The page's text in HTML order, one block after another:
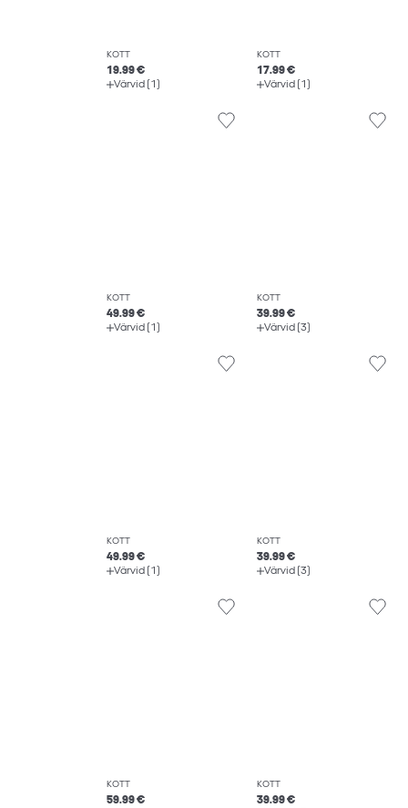
KOTT
19.99 €
Värvid (1)
KOTT
17.99 €
Värvid (1)
KOTT
49.99 €
Värvid (1)
KOTT
39.99 €
Värvid (3)
KOTT
49.99 €
Värvid (1)
KOTT
39.99 €
Värvid (3)
KOTT
59.99 €
KOTT
39.99 €